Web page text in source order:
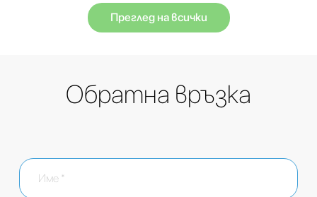
Преглед на всички
Обратна връзка